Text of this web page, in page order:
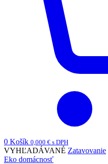
0 Košík 0,000 € s DPH
VYHĽADÁVANÉ Zatavovanie
Eko domácnosť